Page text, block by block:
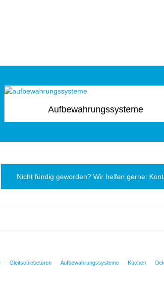
Aufbewahrungssysteme
Nicht fündig geworden? Wir helfen gerne:
Gleitschiebetüren Aufbewahrungssysteme Küchen